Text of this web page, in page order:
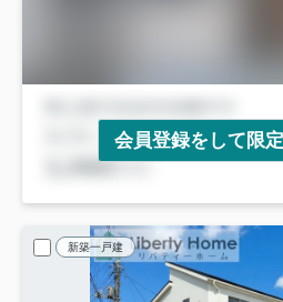
会員登録をして限
新築一戸建